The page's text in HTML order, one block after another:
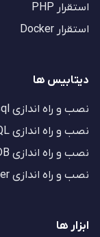
استقرار PHP
استقرار Docker
دیتابیس ها
نصب و راه اندازی Mysql
نصب و راه اندازی PostgreSQL
نصب و راه اندازی MongoDB
نصب و راه اندازی SQL Server
ابزار ها